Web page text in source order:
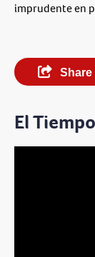
imprudente en
Share
El